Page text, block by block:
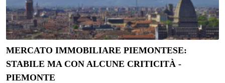
MERCATO IMMOBILIARE PIEMONTESE:
STABILE MA CON ALCUNE CRITICITÀ -
PIEMONTE